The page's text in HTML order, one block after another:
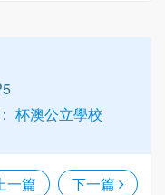
杯澳公立學校
一篇 下一篇